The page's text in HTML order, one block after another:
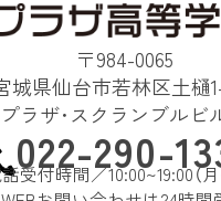
〒984-0065
城県仙台市若林区土樋
プラザ･スクランブルビ
022-290-
受付時間／10:00~19:00（月